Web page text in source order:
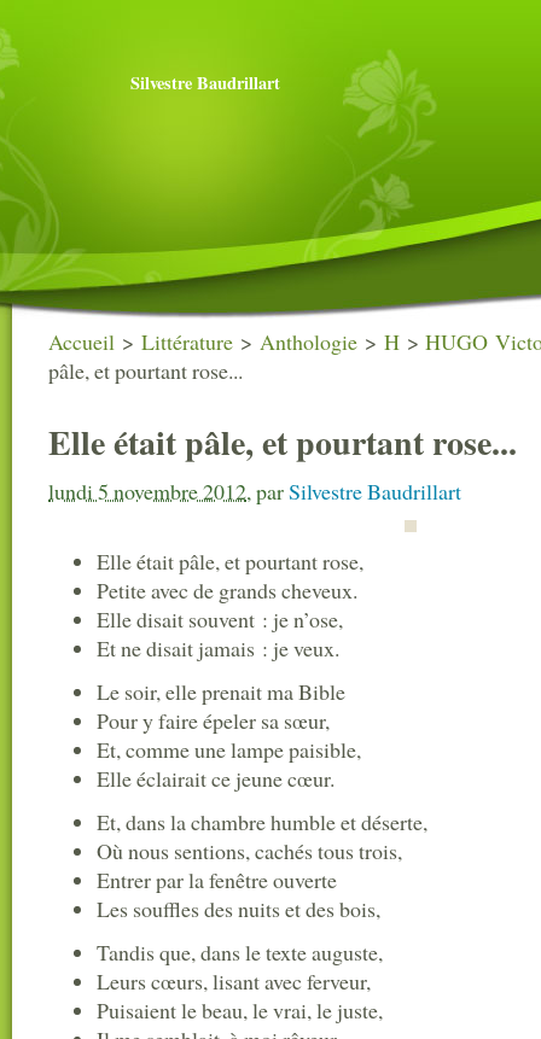
Silvestre Baudrillart
Accueil > Littérature> Anthologie> H>HUGO
pâle, et pourtant rose...
Elle était pâle, et pourtant rose...
lundi 5 novembre 2012,parSilvestre Baudrillart
Elle était pâle, et pourtant rose,
Petite avec de grands cheveux.
Elle disait souvent : je n’ose,
Et ne disait jamais : je veux.
Le soir, elle prenait ma Bible
Pour y faire épeler sa sœur,
Et, comme une lampe paisible,
Elle éclairait ce jeune cœur.
Et, dans la chambre humble et déserte,
Où nous sentions, cachés tous trois,
Entrer par la fenêtre ouverte
Les souffles des nuits et des bois,
Tandis que, dans le texte auguste,
Leurs cœurs, lisant avec ferveur,
Puisaient le beau, le vrai, le juste,